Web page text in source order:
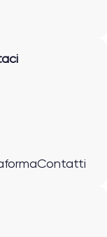
Contatti